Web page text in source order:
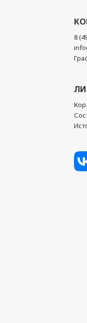
8